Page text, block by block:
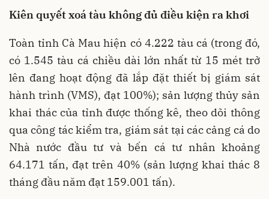
Kiên quyết xoá tàu không đủ điều kiện ra khơi
Toàn tỉnh Cà Mau hiện có 4.222 tàu cá (trong đó,
có 1.545 tàu cá chiều dài lớn nhất từ 15 mét trở
lên đang hoạt động đã lắp đặt thiết bị giám sát
hành trình (VMS), đạt 100%); sản lượng thủy sản
khai thác của tỉnh được thống kê, theo dõi thông
qua công tác kiểm tra, giám sát tại các cảng cá do
Nhà nước đầu tư và bến cá tư nhân khoảng
64.171 tấn, đạt trên 40% (sản lượng khai thác 8
tháng đầu năm đạt 159.001 tấn).